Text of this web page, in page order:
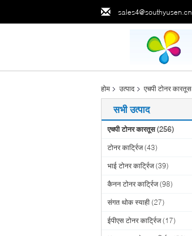
sales4@southyusen.cn
होम उत्पाद एचपी टोनर कारतूस
सभी उत्पाद
एचपी टोनर कारतूस (256)
टोनर कार्ट्रिज (43)
भाई टोनर कार्ट्रिज (39)
कैनन टोनर कार्ट्रिज (98)
संगत थोक स्याही (27)
ईपीएस टोनर कार्ट्रिज (17)